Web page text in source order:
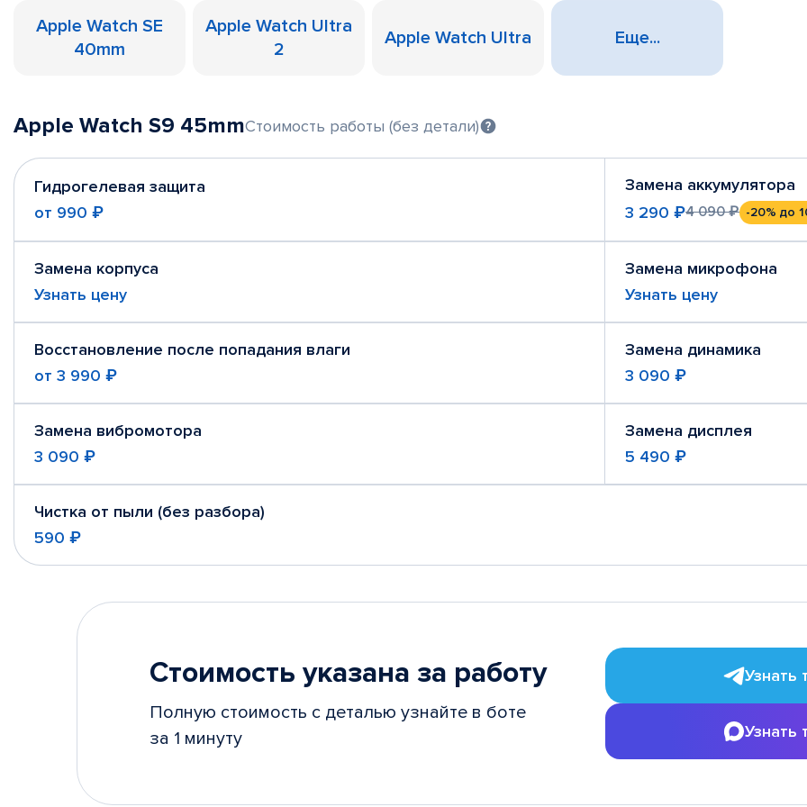
Apple Watch SE
40mm
Apple Watch Ultra
2
Apple Watch Ultra Еще...
Apple Watch S9 45mmСтоимость работы (без детали)
Гидрогелевая защита
от 990 ₽
Замена аккумулятора
3 290 ₽4 090 ₽ -20% до
Замена корпуса
Узнать цену
Замена микрофона
Узнать цену
Восстановление после попадания влаги
от 3 990 ₽
Замена динамика
3 090 ₽
Замена вибромотора
3 090 ₽
Замена дисплея
5 490 ₽
Чистка от пыли (без разбора)
590 ₽
Стоимость указана за работу
Полную стоимость с деталью узнайте в боте
за 1 минуту
Узнать
Узнать